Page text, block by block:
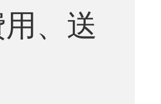
、送